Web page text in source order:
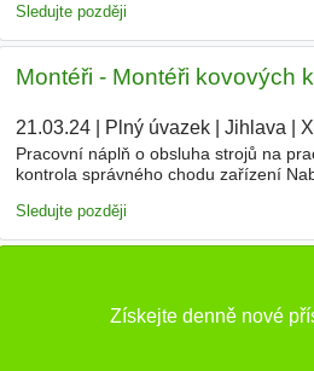
Sledujte později
Montéři - Montéři kovových
21.03.24| Plný úvazek| Jihlava
Pracovní náplň o obsluha strojů na
kontrola správného chodu zařízení
Sledujte později
Získejte denně nové